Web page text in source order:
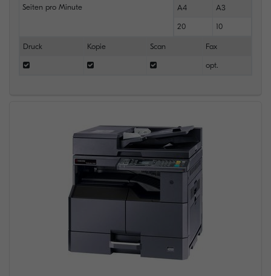
Seiten pro Minute A4 A3
20 10
Druck Kopie Scan Fax
opt.